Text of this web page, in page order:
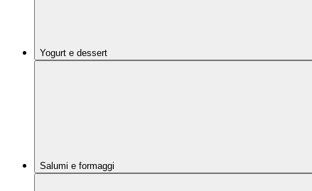
Yogurt e dessert
Salumi e formaggi